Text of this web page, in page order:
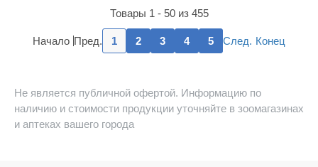
Товары 1 - 50 из 455
Начало Пред. 1 2 3 4 5 След. Конец
Не является публичной офертой. Информацию по
наличию и стоимости продукции уточняйте в зоомагазинах
и аптеках вашего города